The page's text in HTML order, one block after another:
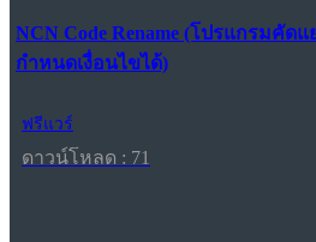
NCN Code Rename (โปรแกรมคัด
กำหนดเงื่อนไขได้)
ฟรีแวร์
ดาวน์โหลด : 71